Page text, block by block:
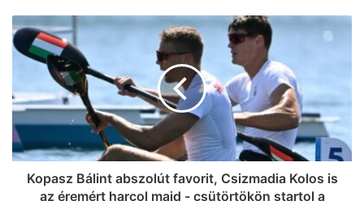
Kopasz Bálint abszolút favorit, Csizmadia Kolos is
az éremért harcol majd - csütörtökön startol a